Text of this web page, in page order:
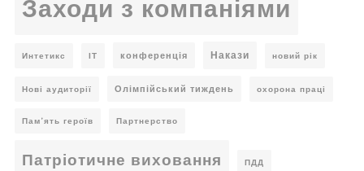
Заходи з компаніями
Интетикс ІТ конференція Накази новий рік
Нові аудиторії Олімпійський тиждень охорона праці
Пам’ять героїв Партнерство
Патріотичне виховання ПДД